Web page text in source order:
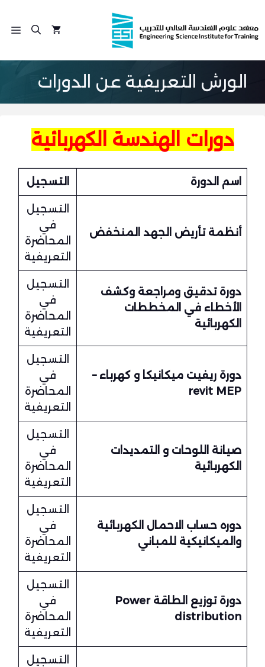
إلى
المحتوى
الورش التعريفية عن الدورات
دورات الهندسة الكهربائية
اسم الدورة التسجيل
أنظمة تأريض الجهد المنخفض
التسجيل
في
المحاضرة
التعريفية
دورة تدقيق ومراجعة وكشف
الأخطاء في المخططات
الكهربائية
التسجيل
في
المحاضرة
التعريفية
دورة ريفيت ميكانيكا و كهرباء –
revit MEP
التسجيل
في
المحاضرة
التعريفية
صيانة اللوحات و التمديدات
الكهربائية
التسجيل
في
المحاضرة
التعريفية
دوره حساب الاحمال الكهربائية
والميكانيكية للمباني
التسجيل
في
المحاضرة
التعريفية
دورة توزيع الطاقة Power
distribution
التسجيل
في
المحاضرة
التعريفية
التسجيل